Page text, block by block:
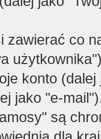
zawierać co
konto
jako "e-
są